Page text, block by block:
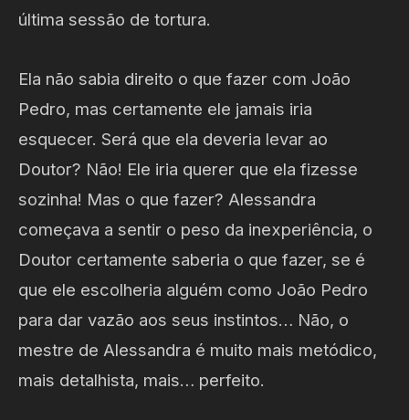
última sessão de tortura.
Ela não sabia direito o que fazer com João
Pedro, mas certamente ele jamais iria
esquecer. Será que ela deveria levar ao
Doutor? Não! Ele iria querer que ela fizesse
sozinha! Mas o que fazer? Alessandra
começava a sentir o peso da inexperiência, o
Doutor certamente saberia o que fazer, se é
que ele escolheria alguém como João Pedro
para dar vazão aos seus instintos… Não, o
mestre de Alessandra é muito mais metódico,
mais detalhista, mais… perfeito.